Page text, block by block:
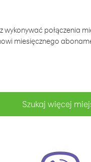
połączenia
miesięcznego
Szukaj więcej